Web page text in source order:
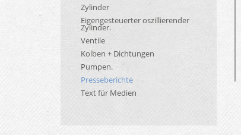
Zylinder
Eigengesteuerter oszillierender
Zylinder.
Ventile
Kolben + Dichtungen
Pumpen.
Presseberichte
Text für Medien